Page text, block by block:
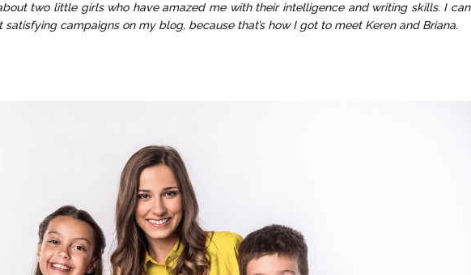
two little girls who have amazed me with their intelligence and writing skills. I can
campaigns on my blog, because that’s how I got to meet Keren and Briana.